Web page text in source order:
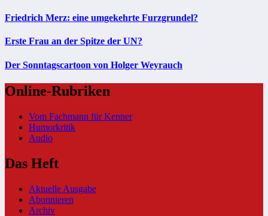
Friedrich Merz: eine umgekehrte Furzgrundel?
Erste Frau an der Spitze der UN?
Der Sonntagscartoon von Holger Weyrauch
Online-Rubriken
Vom Fachmann für Kenner
Humorkritik
Audio
Das Heft
Aktuelle Ausgabe
Abonnieren
Archiv